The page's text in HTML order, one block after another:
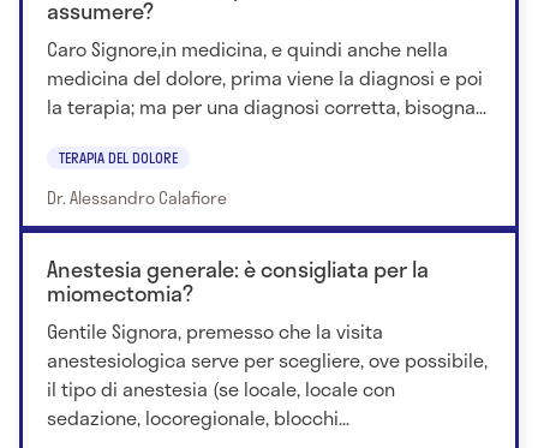
anestesista: presso l’ospedale di Monterotondo,
l’ospedale di Anagni, La clinica Villa Pia di Roma in
qualità di Responsabile del servizio di anestesia,
servizio presso preso UOC Anestesia dell’ospedale
Sant’Andrea di Roma con incarico UOS N.O.R.A.
Dal 01.12.2020 collocato a riposo per pensione di
vecchiaia ( determinazione dell’Azienda
Ospedaliero-Universitaria Sant’Andrea n°245 del
19/06/2020 )
assumere?
Caro Signore,in medicina, e quindi anche nella
medicina del dolore, prima viene la diagnosi e poi
la terapia; ma per una diagnosi corretta, bisogna...
TERAPIA DEL DOLORE
Dr. Alessandro Calafiore
Anestesia generale: è consigliata per la
miomectomia?
Gentile Signora, premesso che la visita
anestesiologica serve per scegliere, ove possibile,
il tipo di anestesia (se locale, locale con
sedazione, locoregionale, blocchi...